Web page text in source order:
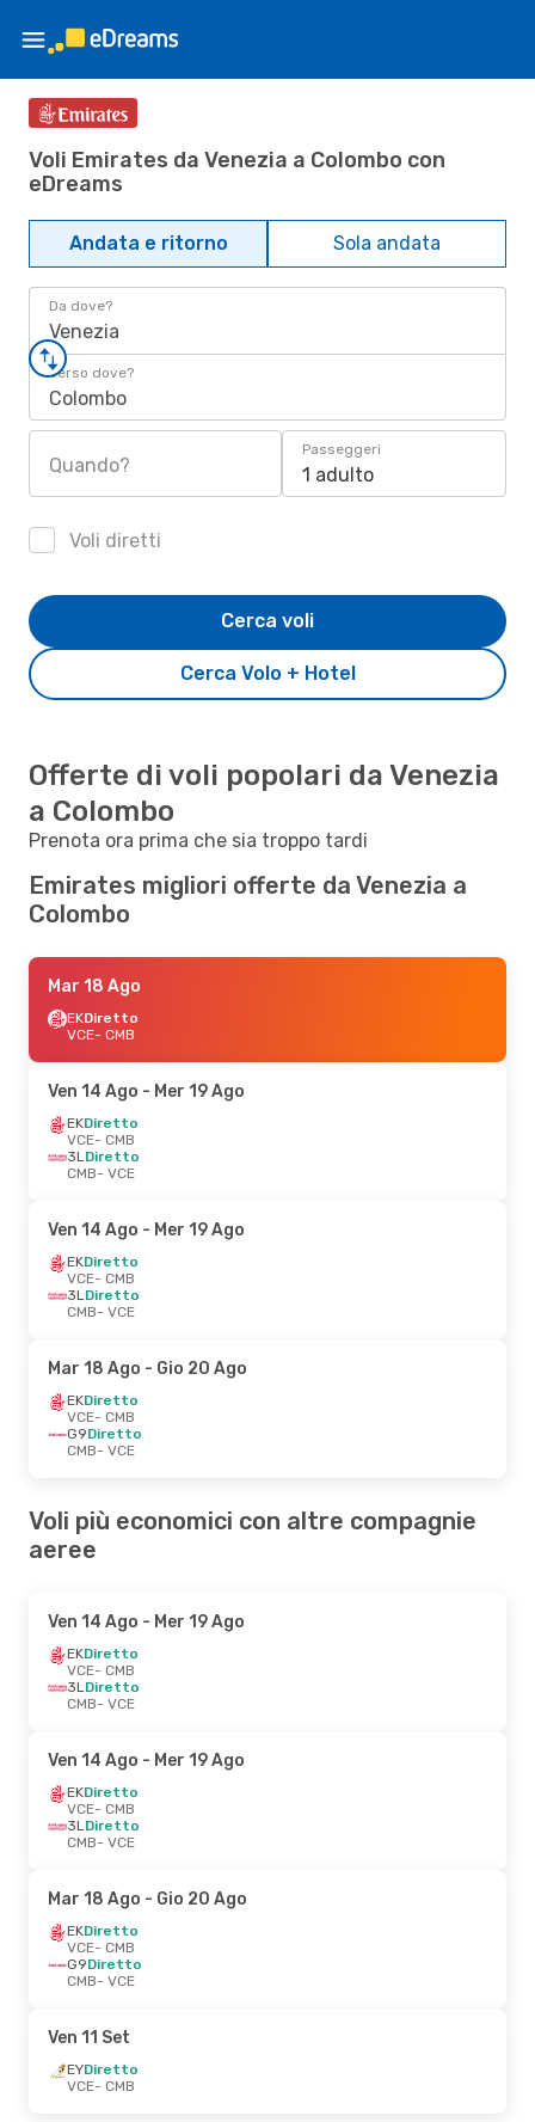
Voli Emirates da Venezia a Colombo con
eDreams
Andata e ritorno Sola andata
Da dove?
Venezia
Verso dove?
Colombo
Quando?
Passeggeri
1 adulto
Voli diretti
Cerca Volo + Hotel
Cerca voli
Offerte di voli popolari da Venezia
a Colombo
Prenota ora prima che sia troppo tardi
Emirates migliori offerte da Venezia a
Colombo
Mar 18 Ago
EKDiretto
VCE- CMB
Ven 14 Ago - Mer 19 Ago
EKDiretto
VCE- CMB
3LDiretto
CMB- VCE
Ven 14 Ago - Mer 19 Ago
EKDiretto
VCE- CMB
3LDiretto
CMB- VCE
Mar 18 Ago - Gio 20 Ago
EKDiretto
VCE- CMB
G9Diretto
CMB- VCE
Voli più economici con altre compagnie
aeree
Ven 14 Ago - Mer 19 Ago
EKDiretto
VCE- CMB
3LDiretto
CMB- VCE
Ven 14 Ago - Mer 19 Ago
EKDiretto
VCE- CMB
3LDiretto
CMB- VCE
Mar 18 Ago - Gio 20 Ago
EKDiretto
VCE- CMB
G9Diretto
CMB- VCE
Ven 11 Set
EYDiretto
VCE- CMB